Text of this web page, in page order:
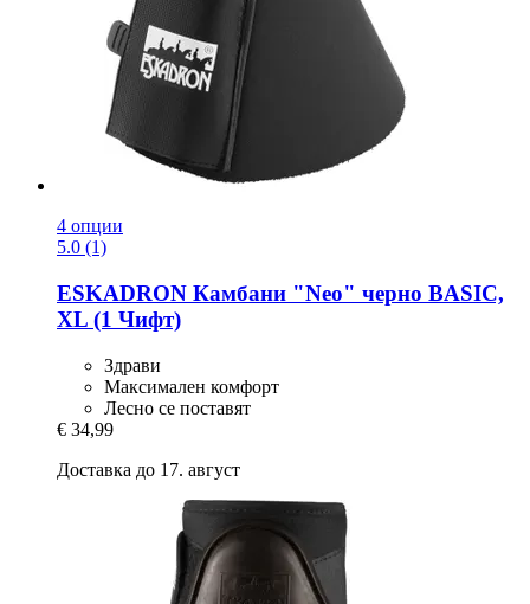
4 опции
5.0 (1)
ESKADRON Камбани "Neo" черно BASIC,
XL (1 Чифт)
Здрави
Максимален комфорт
Лесно се поставят
€ 34,99
Доставка до 17. август